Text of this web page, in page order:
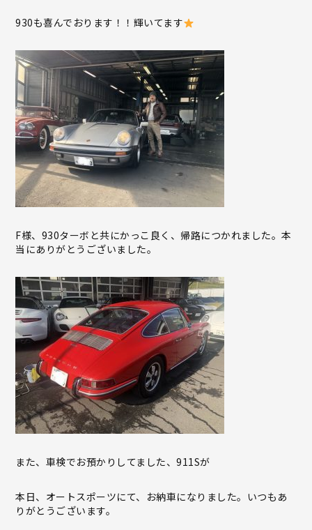
930も喜んでおります！！輝いてます
F様、930ターボと共にかっこ良く、帰路につかれました。本
当にありがとうございました。
また、車検でお預かりしてました、911Sが
本日、オートスポーツにて、お納車になりました。いつもあ
りがとうございます。